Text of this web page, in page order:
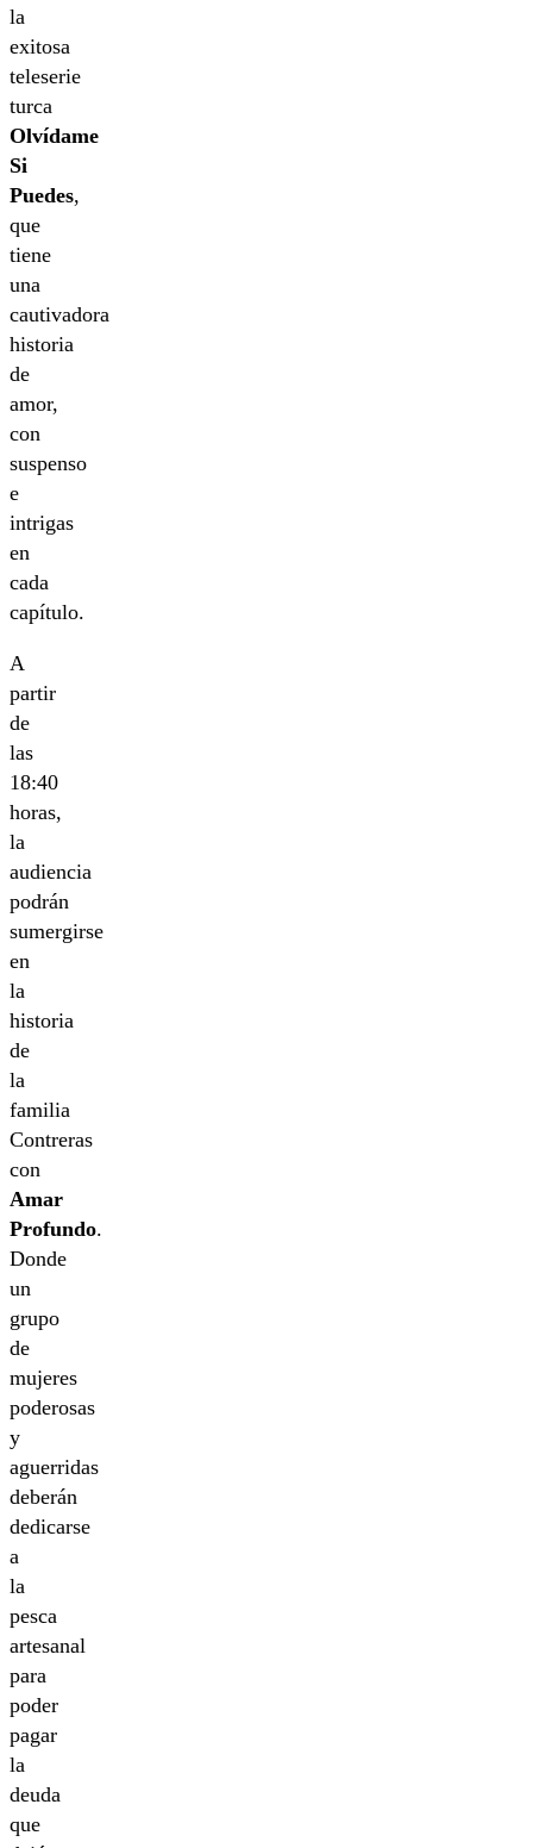
la
exitosa
teleserie
turca
Olvídame
Si
Puedes,
que
tiene
una
cautivadora
historia
de
amor,
con
suspenso
e
intrigas
en
cada
capítulo.
A
partir
de
las
18:40
horas,
la
audiencia
podrán
sumergirse
en
la
historia
de
la
familia
Contreras
con
Amar
Profundo.
Donde
un
grupo
de
mujeres
poderosas
y
aguerridas
deberán
dedicarse
a
la
pesca
artesanal
para
poder
pagar
la
deuda
que